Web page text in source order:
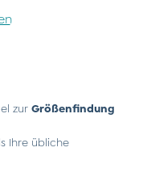
zur Größenfindung
Ihre übliche